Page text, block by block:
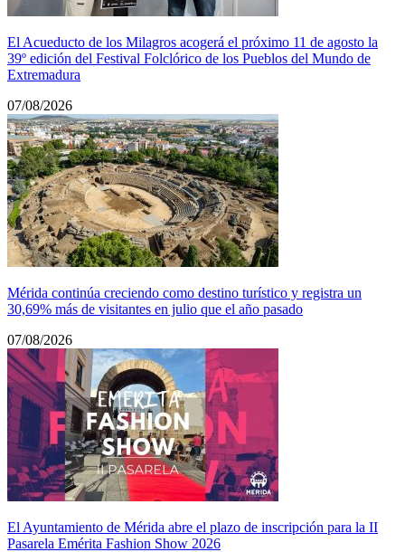
El Acueducto de los Milagros acogerá el próximo 11 de agosto la
39º edición del Festival Folclórico de los Pueblos del Mundo de
Extremadura
07/08/2026
Mérida continúa creciendo como destino turístico y registra un
30,69% más de visitantes en julio que el año pasado
07/08/2026
El Ayuntamiento de Mérida abre el plazo de inscripción para la II
Pasarela Emérita Fashion Show 2026